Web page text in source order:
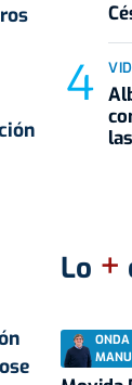
Lo +
ONDA